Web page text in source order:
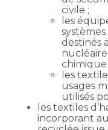
civile ;
les
destinés
chimique
les
usages
utilisés
les textiles
incorporant